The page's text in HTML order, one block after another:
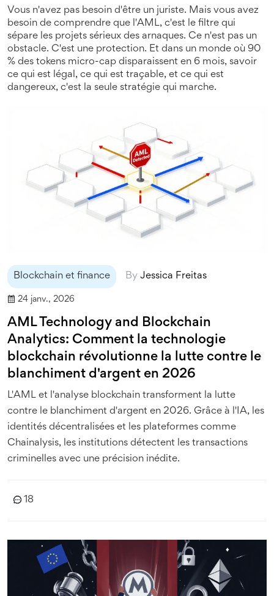
Vous n'avez pas besoin d'être un juriste. Mais vous avez
besoin de comprendre que l'AML, c'est le filtre qui
sépare les projets sérieux des arnaques. Ce n'est pas un
obstacle. C'est une protection. Et dans un monde où 90
% des tokens micro-cap disparaissent en 6 mois, savoir
ce qui est légal, ce qui est traçable, et ce qui est
dangereux, c'est la seule stratégie qui marche.
Blockchain et finance By Jessica Freitas
24 janv., 2026
AML Technology and Blockchain
Analytics: Comment la technologie
blockchain révolutionne la lutte contre le
blanchiment d'argent en 2026
L'AML et l'analyse blockchain transforment la lutte
contre le blanchiment d'argent en 2026. Grâce à l'IA, les
identités décentralisées et les plateformes comme
Chainalysis, les institutions détectent les transactions
criminelles avec une précision inédite.
18